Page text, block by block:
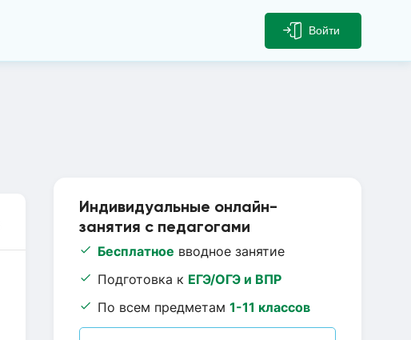
Войти
Индивидуальные онлайн-
занятия с педагогами
Бесплатное вводное занятие
Подготовка к ЕГЭ/ОГЭ и ВПР
По всем предметам 1-11 классов